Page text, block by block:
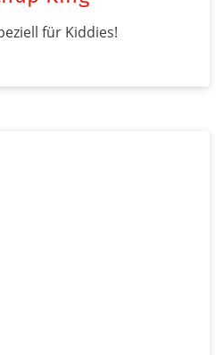
für Kiddies!